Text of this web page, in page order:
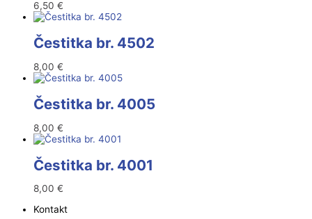
6,50 €
Čestitka br. 4502
8,00 €
Čestitka br. 4005
8,00 €
Čestitka br. 4001
8,00 €
Kontakt